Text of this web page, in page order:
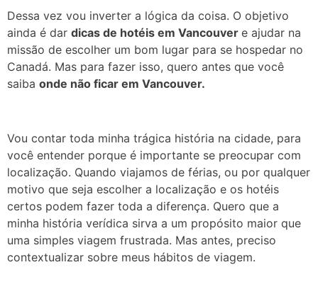
Dessa vez vou inverter a lógica da coisa. O objetivo
ainda é dar dicas de hotéis em Vancouver e ajudar na
missão de escolher um bom lugar para se hospedar no
Canadá. Mas para fazer isso, quero antes que você
saiba onde não ficar em Vancouver.
Vou contar toda minha trágica história na cidade, para
você entender porque é importante se preocupar com
localização. Quando viajamos de férias, ou por qualquer
motivo que seja escolher a localização e os hotéis
certos podem fazer toda a diferença. Quero que a
minha história verídica sirva a um propósito maior que
uma simples viagem frustrada. Mas antes, preciso
contextualizar sobre meus hábitos de viagem.